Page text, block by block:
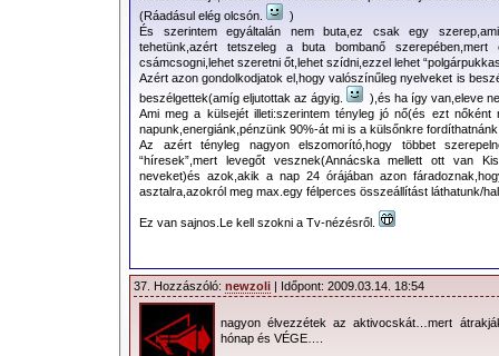
(Ráadásul elég olcsón.
)
És szerintem egyáltalán nem buta,ez csak egy
tehetünk,azért tetszeleg a buta bombanő
csámcsogni,lehet szeretni őt,lehet szídni,ezzel lehet
Azért azon gondolkodjatok el,hogy valószínűleg nyelveket is
beszélgettek(amíg eljutottak az ágyig.
),és ha így van,eleve
Ami meg a külsejét illeti:szerintem tényleg jó nő(és ezt
napunk,energiánk,pénzünk 90%-át mi is a külsőnkre
Az azért tényleg nagyon elszomorító,hogy többet
“híresek”,mert levegőt vesznek(Annácska mellett ott van
neveket)és azok,akik a nap 24 órájában azon
asztalra,azokról meg max.egy félperces összeállítást láthatunk/
Ez van sajnos.Le kell szokni a Tv-nézésről.
37. Hozzászóló: newzoli | Időpont: 2009.03.14. 18:54
nagyon élvezzétek az aktivocskát…mert
hónap és VÉGE….